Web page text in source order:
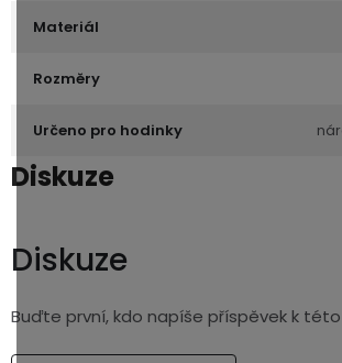
Materiál
Rozměry
Určeno pro hodinky
Diskuze
Diskuze
Buďte první, kdo napíše příspěvek k